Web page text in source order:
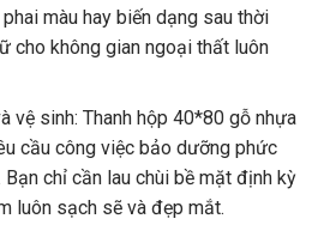
màu hay biến dạng sau thời
cho không gian ngoại thất luôn
vệ sinh: Thanh hộp 40*80 gỗ nhựa
cầu công việc bảo dưỡng phức
chỉ cần lau chùi bề mặt định kỳ
luôn sạch sẽ và đẹp mắt.